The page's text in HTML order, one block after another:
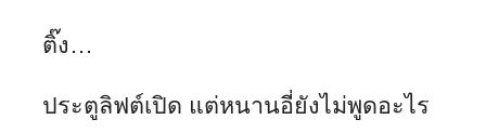
ติ๊ง…
ประตูลิฟต์เปิด แต่หนานอี่ยังไม่พูดอะไร